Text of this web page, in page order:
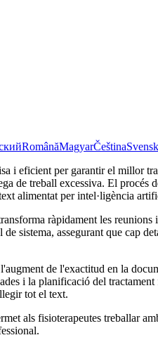
RomânăMagyarČeština
i eficient per garantir el millor
de treball excessiva. El
alimentat per intel·ligència
ràpidament les
sistema, assegurant que cap
de l'exactitud en la
i la planificació del
tot el text.
als fisioterapeutes treballar